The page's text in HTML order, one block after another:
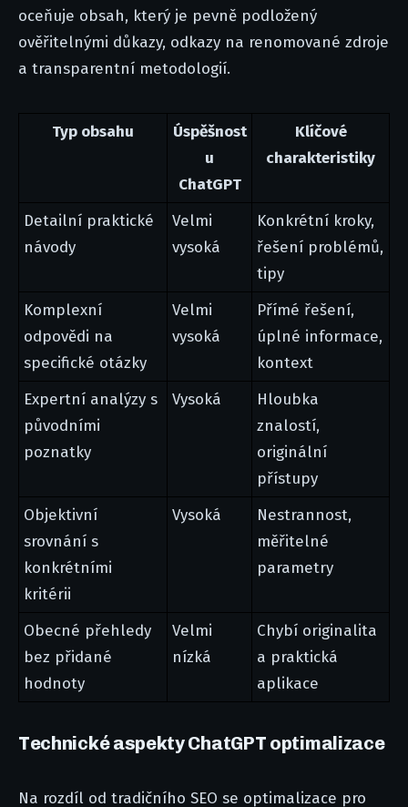
oceňuje obsah, který je pevně podložený
ověřitelnými důkazy, odkazy na renomované zdroje
a transparentní metodologií.
Typ obsahu
Úspěšnost
u
ChatGPT
Klíčové
charakteristiky
Detailní praktické
návody
Velmi
vysoká
Konkrétní kroky,
řešení problémů,
tipy
Komplexní
odpovědi na
specifické otázky
Velmi
vysoká
Přímé řešení,
úplné informace,
kontext
Expertní analýzy s
původními
poznatky
Vysoká
Hloubka
znalostí,
originální
přístupy
Objektivní
srovnání s
konkrétními
kritérii
Vysoká
Nestrannost,
měřitelné
parametry
Obecné přehledy
bez přidané
hodnoty
Velmi
nízká
Chybí originalita
a praktická
aplikace
Technické aspekty ChatGPT optimalizace
Na rozdíl od tradičního SEO se optimalizace pro